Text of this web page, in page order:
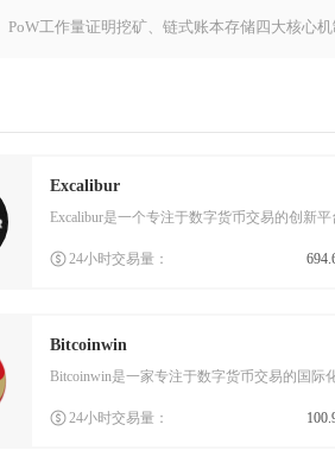
工作量证明挖矿、链式账本存储四大核心
Excalibur
24小时交易量：
Bitcoinwin
24小时交易量：